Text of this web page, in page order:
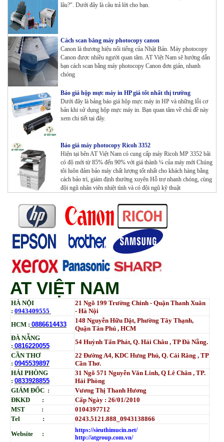
lâu?". Dưới đây là câu trả lời cho bạn.
Cách scan bằng máy photocopy canon
Canon là thương hiệu nổi tiếng của Nhật Bản. Máy photocopy
Canon được nhiều người quan tâm. AT Việt Nam sẽ hướng dẫn
bạn cách scan bằng máy photocopy Canon đơn giản, nhanh
chóng
Báo giá hộp mực máy in HP giá tốt nhất thị trường
Dưới đây là bảng báo giá hộp mực máy in HP và những lỗi cơ
bản khi sử dụng hộp mực máy in. Bạn quan tâm về chủ đề này
xem chi tiết tại đây.
Báo giá máy photocopy Ricoh 3352
Hiện tại bên AT Việt Nam có cung cấp máy Ricoh MP 3352 bãi
có độ mới từ 85% đến 90% với giá thành ¼ của máy mới Chúng
tôi luôn đảm bảo máy chất lượng tốt nhất cho khách hàng bằng
cách bảo trì, giám định thường xuyên Hỗ trợ nhanh chóng, cùng
đội ngũ nhân viên nhiệt tình và có đội ngũ kỹ thuật
AT VIỆT NAM
HÀ NỘI
: 0943409555
21 Ngõ 199 Trường Chinh - Quận Thanh Xuân
- Hà Nội
HCM : 0886614433
148 Nguyễn Hữu Dật, Phường Tây Thạnh,
Quận Tân Phú , HCM
ĐÀ NẴNG
: 0816220055
54 Huỳnh Tấn Phát, Q. Hải Châu , TP Đà Nẵng.
CẦN THƠ
: 0945539897
22 Đường A4, KDC Hưng Phú, Q. Cái Răng , TP
Cần Thơ.
HẢI PHÒNG
: 0833928855
31 Ngõ 571 Nguyễn Văn Linh, Q Lê Chân , TP.
Hải Phòng
GIÁM ĐỐC :
Vương Thị Thanh Hương
ĐKKD :
Cấp Ngày : 26/01/2010
MST :
0104397712
Tel :
0243.5121.888_0943138866
Website :
https://sieuthimucin.net/
http://atgroup.com.vn/